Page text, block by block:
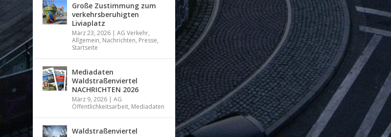
Große Zustimmung zum
verkehrsberuhigten
Liviaplatz
März 23, 2026 |AG Verkehr,
Allgemein, Nachrichten, Presse,
Startseite
Mediadaten
Waldstraßenviertel
NACHRICHTEN 2026
März 9, 2026 |AG
Öffentlichkeitsarbeit, Mediadaten
Waldstraßenviertel